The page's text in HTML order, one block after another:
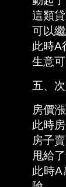
這類
可以
此時A
生意
五、
房價
此時
房子
甩給
此時A